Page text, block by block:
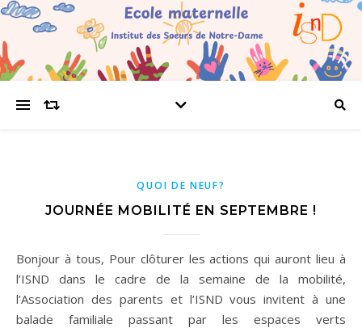
QUOI DE NEUF?
JOURNÉE MOBILITÉ EN SEPTEMBRE !
Bonjour à tous, Pour clôturer les actions qui auront lieu à
l’ISND dans le cadre de la semaine de la mobilité,
l’Association des parents et l’ISND vous invitent à une
balade familiale passant par les espaces verts